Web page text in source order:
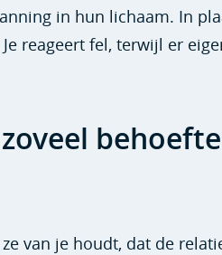
in hun lichaam. In
reageert fel, terwijl er
van je houdt, dat de